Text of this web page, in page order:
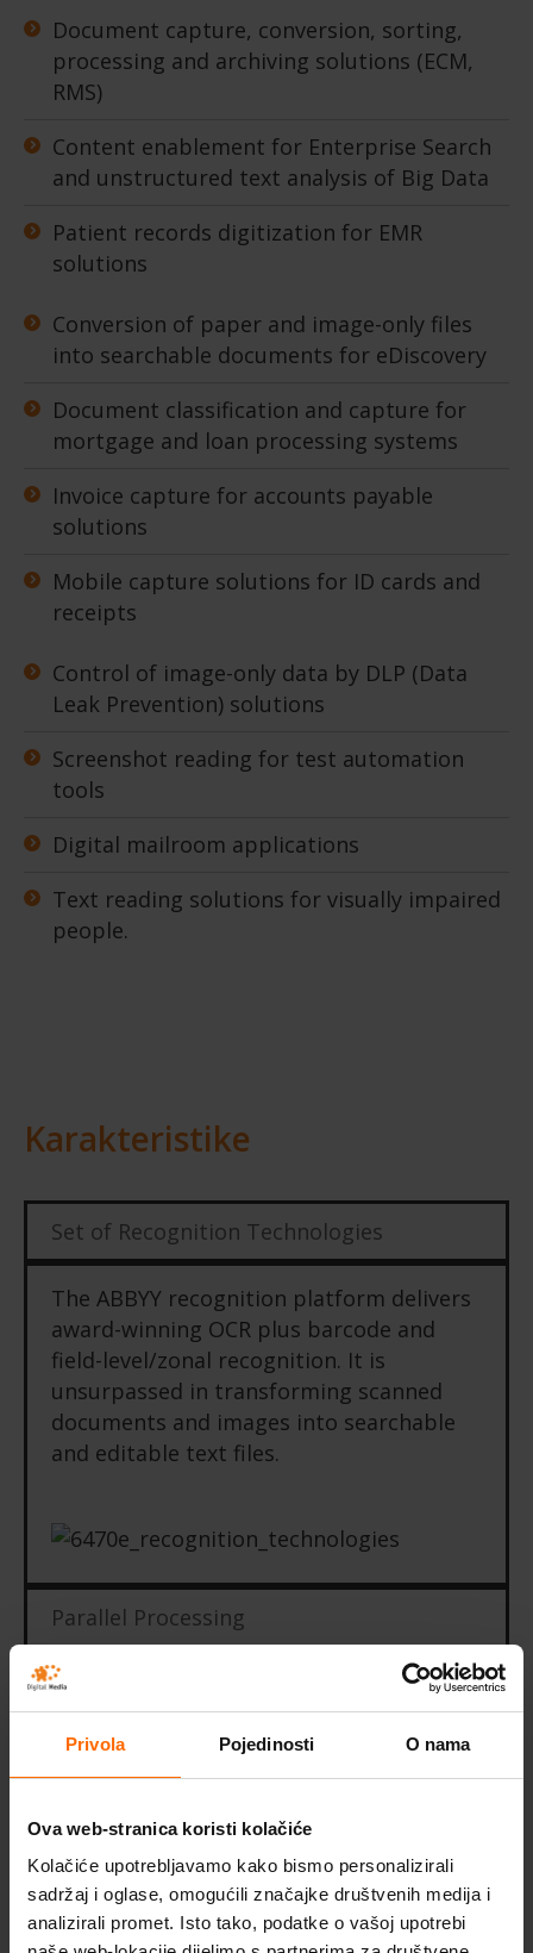
Privola Pojedinosti O nama
Ova web-stranica koristi kolačiće
Kolačiće upotrebljavamo kako bismo personalizirali
sadržaj i oglase, omogućili značajke društvenih medija i
analizirali promet. Isto tako, podatke o vašoj upotrebi
Document capture, conversion, sorting,
processing and archiving solutions (ECM,
RMS)
Content enablement for Enterprise Search
and unstructured text analysis of Big Data
Patient records digitization for EMR
solutions
Conversion of paper and image-only files
into searchable documents for eDiscovery
Document classification and capture for
mortgage and loan processing systems
Invoice capture for accounts payable
solutions
Mobile capture solutions for ID cards and
receipts
Control of image-only data by DLP (Data
Leak Prevention) solutions
Screenshot reading for test automation
tools
Digital mailroom applications
Text reading solutions for visually impaired
people.
Karakteristike
Set of Recognition Technologies
The ABBYY recognition platform delivers
award-winning OCR plus barcode and
field-level/zonal recognition. It is
unsurpassed in transforming scanned
documents and images into searchable
and editable text files.
Parallel Processing
Recognition Profiles
Image Preprocessing
Document Structure API
Code Samples Library